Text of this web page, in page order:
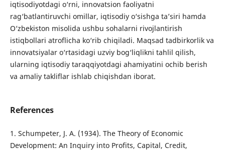
iqtisodiyotdagi o‘rni, innovatsion faoliyatni
rag‘batlantiruvchi omillar, iqtisodiy o‘sishga ta’siri hamda
O‘zbekiston misolida ushbu sohalarni rivojlantirish
istiqbollari atroflicha ko‘rib chiqiladi. Maqsad tadbirkorlik va
innovatsiyalar o‘rtasidagi uzviy bog‘liqlikni tahlil qilish,
ularning iqtisodiy taraqqiyotdagi ahamiyatini ochib berish
va amaliy takliflar ishlab chiqishdan iborat.
References
1. Schumpeter, J. A. (1934). The Theory of Economic
Development: An Inquiry into Profits, Capital, Credit,